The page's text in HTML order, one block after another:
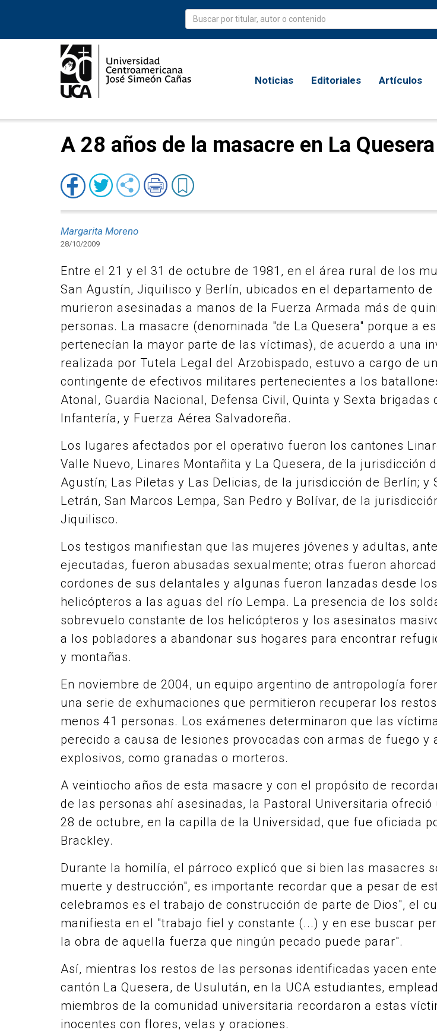
Noticias Editoriales Artículos
A 28 años de la masacre en La Quesera
Margarita Moreno
28/10/2009
Entre el 21 y el 31 de octubre de 1981, en el área rural de los
San Agustín, Jiquilisco y Berlín, ubicados en el departamento de
murieron asesinadas a manos de la Fuerza Armada más de
personas. La masacre (denominada "de La Quesera" porque a
pertenecían la mayor parte de las víctimas), de acuerdo a una
realizada por Tutela Legal del Arzobispado, estuvo a cargo de
contingente de efectivos militares pertenecientes a los
Atonal, Guardia Nacional, Defensa Civil, Quinta y Sexta brigadas
Infantería, y Fuerza Aérea Salvadoreña.
Los lugares afectados por el operativo fueron los cantones
Valle Nuevo, Linares Montañita y La Quesera, de la jurisdicción
Agustín; Las Piletas y Las Delicias, de la jurisdicción de Berlín; y
Letrán, San Marcos Lempa, San Pedro y Bolívar, de la
Jiquilisco.
Los testigos manifiestan que las mujeres jóvenes y adultas,
ejecutadas, fueron abusadas sexualmente; otras fueron
cordones de sus delantales y algunas fueron lanzadas desde los
helicópteros a las aguas del río Lempa. La presencia de los
sobrevuelo constante de los helicópteros y los asesinatos
a los pobladores a abandonar sus hogares para encontrar
y montañas.
En noviembre de 2004, un equipo argentino de antropología
una serie de exhumaciones que permitieron recuperar los
menos 41 personas. Los exámenes determinaron que las
perecido a causa de lesiones provocadas con armas de fuego y
explosivos, como granadas o morteros.
A veintiocho años de esta masacre y con el propósito de
de las personas ahí asesinadas, la Pastoral Universitaria ofreció
28 de octubre, en la capilla de la Universidad, que fue oficiada
Brackley.
Durante la homilía, el párroco explicó que si bien las masacres
muerte y destrucción", es importante recordar que a pesar de
celebramos es el trabajo de construcción de parte de Dios", el
manifiesta en el "trabajo fiel y constante (...) y en ese buscar
la obra de aquella fuerza que ningún pecado puede parar".
Así, mientras los restos de las personas identificadas yacen
cantón La Quesera, de Usulután, en la UCA estudiantes,
miembros de la comunidad universitaria recordaron a estas
inocentes con flores, velas y oraciones.